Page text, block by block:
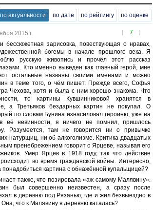
по актуальности по дате по рейтингу по оценке
[ 7 ]
2015 г.
бессюжетная зарисовка, повествующая о нравах,
богемы в начале прошлого века. Я
русскую живопись и прочёл этот рассказ
Кто именно выведен как главный герой, мне
остальные названы своими именами и можно
в теме того, о чём пишет. Прежде всего, Софья
Чехова, хотя и была с ним хорошо знакома. Что
то картины Кувшинниковой хранятся в
а Третьяков бездарных картин не покупал. О
по словам Бунина изнасиловал героиню, уже на
её невинности, я ничего не помнил, пришлось
Разумеется, там не говорится ни о привычке
натурщиц, ни об алкоголизме. Критика двадцатых
пренебрежением говорит о Ярцеве, называя его
Умер Ярцев в 1918 году, так что действие
во время гражданской войны. Интересно,
понадобиться картина с обнажённой купальщицей?
также, что позировала «аж самому Малявину».
был совершенно неизвестен, а сразу после
в деревню под Рязанью, где и жил безвыездно в
что к Малявину в деревню каталась?